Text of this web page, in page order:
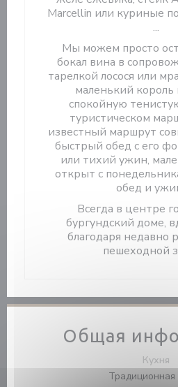
Marcellin или куриные
...
Мы можем просто
бокал вина в
тарелкой лосося или
маленький король
спокойную
туристическом
известный маршрут
быстрый обед с его
или тихий ужин,
открыт с
обед и
Всегда в центре
бургундский доме,
благодаря недавно
пешеходной
Общая
Кухня
Традиционная